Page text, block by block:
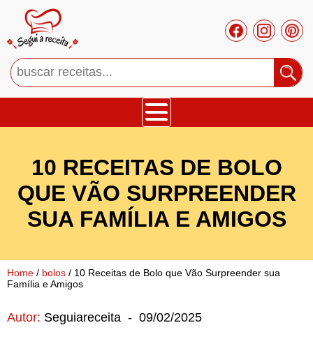
Mousses
Salgado
10 RECEITAS DE BOLO
QUE VÃO SURPREENDER
SUA FAMÍLIA E AMIGOS
Home / bolos / 10 Receitas de Bolo que Vão Surpreender sua
Família e Amigos
Autor: Seguiareceita - 09/02/2025